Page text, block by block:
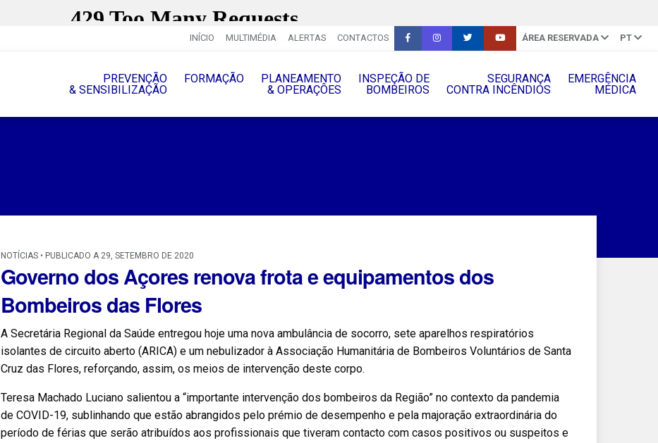
INÍCIO MULTIMÉDIA ALERTAS CONTACTOS ÁREA RESERVADA PT
PREVENÇÃO
& SENSIBILIZAÇÃO
FORMAÇÃO
PLANEAMENTO
& OPERAÇÔES
INSPEÇÃO DE
BOMBEIROS
SEGURANÇA
CONTRA INCÊNDIOS
EMERGÊNCIA
MÉDICA
NOTÍCIAS • PUBLICADO A 29, SETEMBRO DE 2020
Governo dos Açores renova frota e equipamentos dos
Bombeiros das Flores
A Secretária Regional da Saúde entregou hoje uma nova ambulância de socorro, sete aparelhos respiratórios
isolantes de circuito aberto (ARICA) e um nebulizador à Associação Humanitária de Bombeiros Voluntários de Santa
Cruz das Flores, reforçando, assim, os meios de intervenção deste corpo.
Teresa Machado Luciano salientou a “importante intervenção dos bombeiros da Região” no contexto da pandemia
de COVID-19, sublinhando que estão abrangidos pelo prémio de desempenho e pela majoração extraordinária do
período de férias que serão atribuídos aos profissionais que tiveram contacto com casos positivos ou suspeitos e